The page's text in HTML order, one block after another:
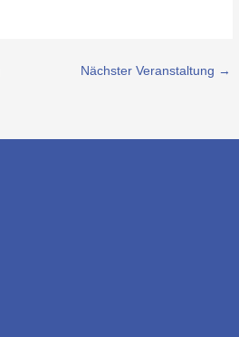
Nächster Veranstaltung →